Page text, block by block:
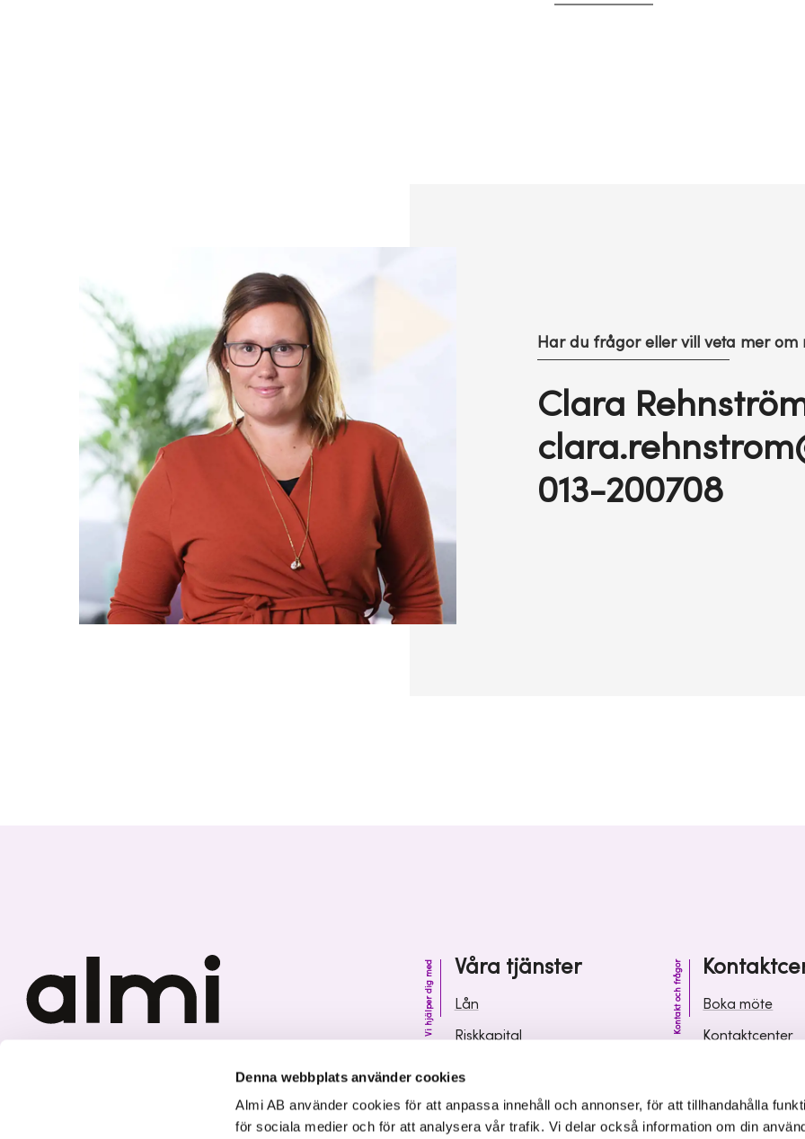
Denna webbplats använder cookies
Almi AB använder cookies för att anpassa innehåll och annonser, för att tillhandahålla
för sociala medier och för att analysera vår trafik. Vi delar också information om din
Har du frågor eller vill veta mer om
Clara
013-200708
Våra tjänster
Vi hjälper dig med
Lån
Riskkapital
Kunskap och inspiration
Kontakt och frågor
Boka möte
Kontaktcenter